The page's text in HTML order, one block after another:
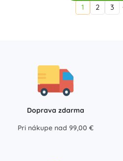
1
2 3
Doprava zdarma
Pri nákupe nad 99,00 €